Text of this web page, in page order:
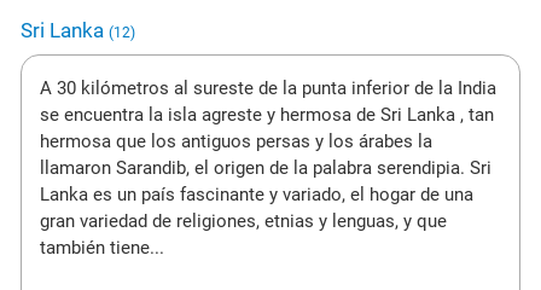
Sri Lanka (12)
A 30 kilómetros al sureste de la punta inferior de la India
se encuentra la isla agreste y hermosa de Sri Lanka , tan
hermosa que los antiguos persas y los árabes la
llamaron Sarandib, el origen de la palabra serendipia. Sri
Lanka es un país fascinante y variado, el hogar de una
gran variedad de religiones, etnias y lenguas, y que
también tiene...